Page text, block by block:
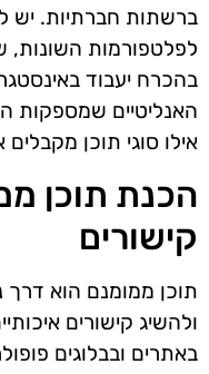
ברשתות חברתיות. יש
לפלטפורמות השונות,
בהכרח יעבוד
האנליטיים שמספקות
אילו סוגי תוכן
הכנת תוכן
קישורים
תוכן ממומנם הוא
ולהשיג קישורים
באתרים ובבלוגים